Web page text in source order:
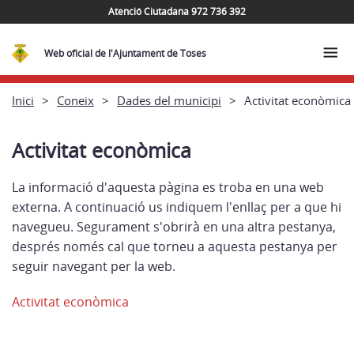
Atenció Ciutadana 972 736 392
Web oficial de l'Ajuntament de Toses
Inici Coneix Dades del municipi Activitat econòmica
Activitat econòmica
La informació d'aquesta pàgina es troba en una web
externa. A continuació us indiquem l'enllaç per a que hi
navegueu. Segurament s'obrirà en una altra pestanya,
després només cal que torneu a aquesta pestanya per
seguir navegant per la web.
Activitat econòmica